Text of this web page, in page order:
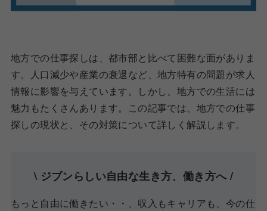
地方での仕事探しは、都市部と比べて困難な面がありま
す。人口減少や産業の衰退など、地方特有の問題が求人
情報に影響を与えています。しかし、地方での生活には
魅力もたくさんあります。この記事では、地方での仕事
探しの現状と、その対策について詳しく解説します。
\ ジブンらしい自由な生き方、働き方へ /
もっと自由に働きたい・・、収入もキャリアも、今の仕